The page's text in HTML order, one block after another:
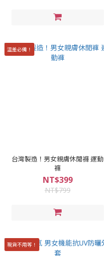
溫差必備！
台灣製造！男女親膚休閒褲 運動
褲
NT$399
NT$799
現貨不用等！